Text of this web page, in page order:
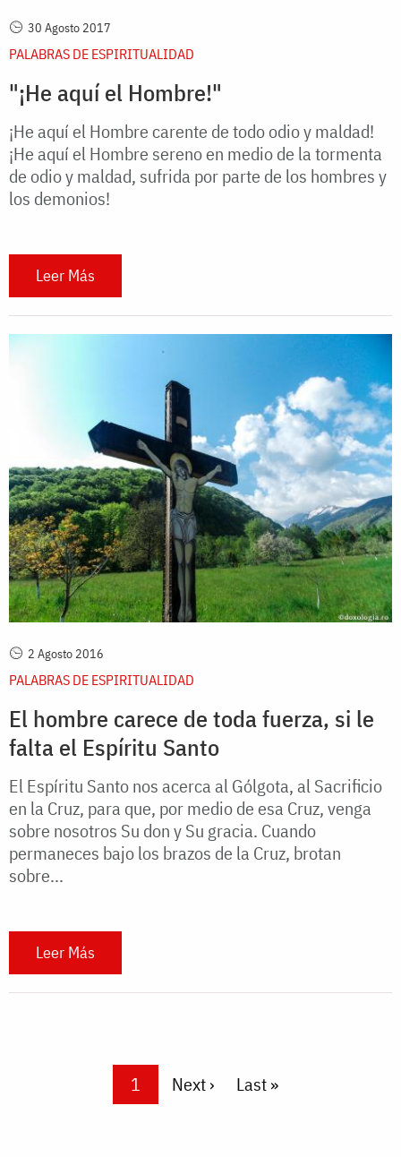
30 Agosto 2017
PALABRAS DE ESPIRITUALIDAD
"¡He aquí el Hombre!"
¡He aquí el Hombre carente de todo odio y maldad!
¡He aquí el Hombre sereno en medio de la tormenta
de odio y maldad, sufrida por parte de los hombres y
los demonios!
Leer Más
2 Agosto 2016
PALABRAS DE ESPIRITUALIDAD
El hombre carece de toda fuerza, si le
falta el Espíritu Santo
El Espíritu Santo nos acerca al Gólgota, al Sacrificio
en la Cruz, para que, por medio de esa Cruz, venga
sobre nosotros Su don y Su gracia. Cuando
permaneces bajo los brazos de la Cruz, brotan
sobre...
Leer Más
Current page
1 Next page
Next › Last page
Last »